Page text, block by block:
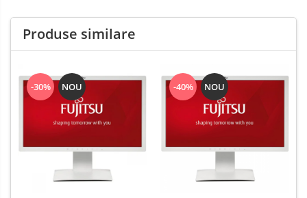
Produse similare
-30% NOU -40% NOU